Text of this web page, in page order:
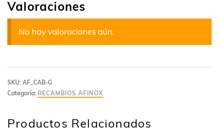
Valoraciones
No hay valoraciones aún.
SKU: AF_CAB-G
Categoría: RECAMBIOS AFINOX
Productos Relacionados